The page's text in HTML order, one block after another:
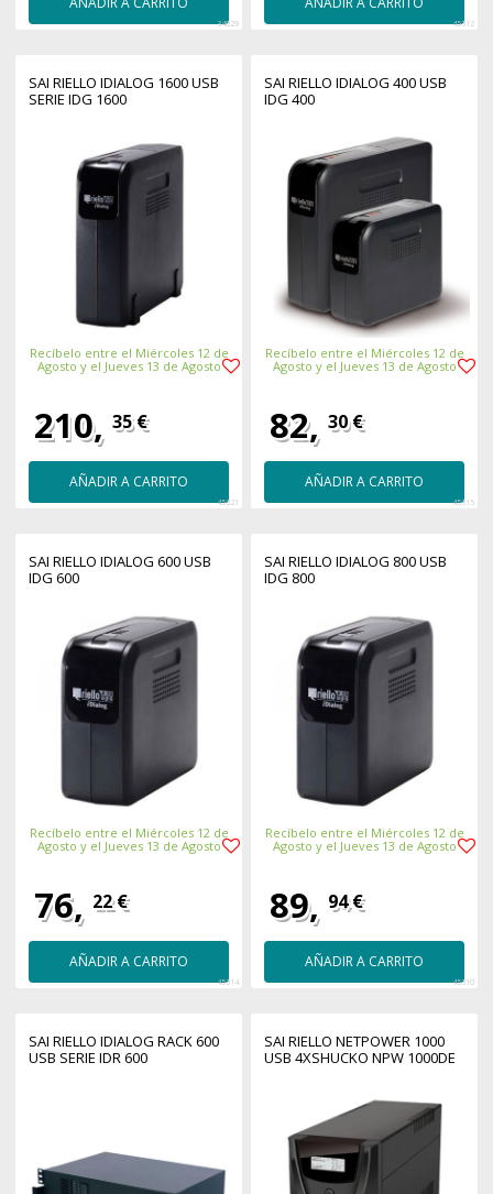
34029 45312
SAI RIELLO IDIALOG 1600 USB
SERIE IDG 1600
Recíbelo entre el Miércoles 12 de
Agosto y el Jueves 13 de Agosto
210, 35 €
AÑADIR A CARRITO
45321
SAI RIELLO IDIALOG 400 USB
IDG 400
Recíbelo entre el Miércoles 12 de
Agosto y el Jueves 13 de Agosto
82, 30 €
AÑADIR A CARRITO
45315
SAI RIELLO IDIALOG 600 USB
IDG 600
Recíbelo entre el Miércoles 12 de
Agosto y el Jueves 13 de Agosto
76, 22 €
AÑADIR A CARRITO
45314
SAI RIELLO IDIALOG 800 USB
IDG 800
Recíbelo entre el Miércoles 12 de
Agosto y el Jueves 13 de Agosto
89, 94 €
AÑADIR A CARRITO
45310
SAI RIELLO IDIALOG RACK 600
USB SERIE IDR 600
SAI RIELLO NETPOWER 1000
USB 4XSHUCKO NPW 1000DE